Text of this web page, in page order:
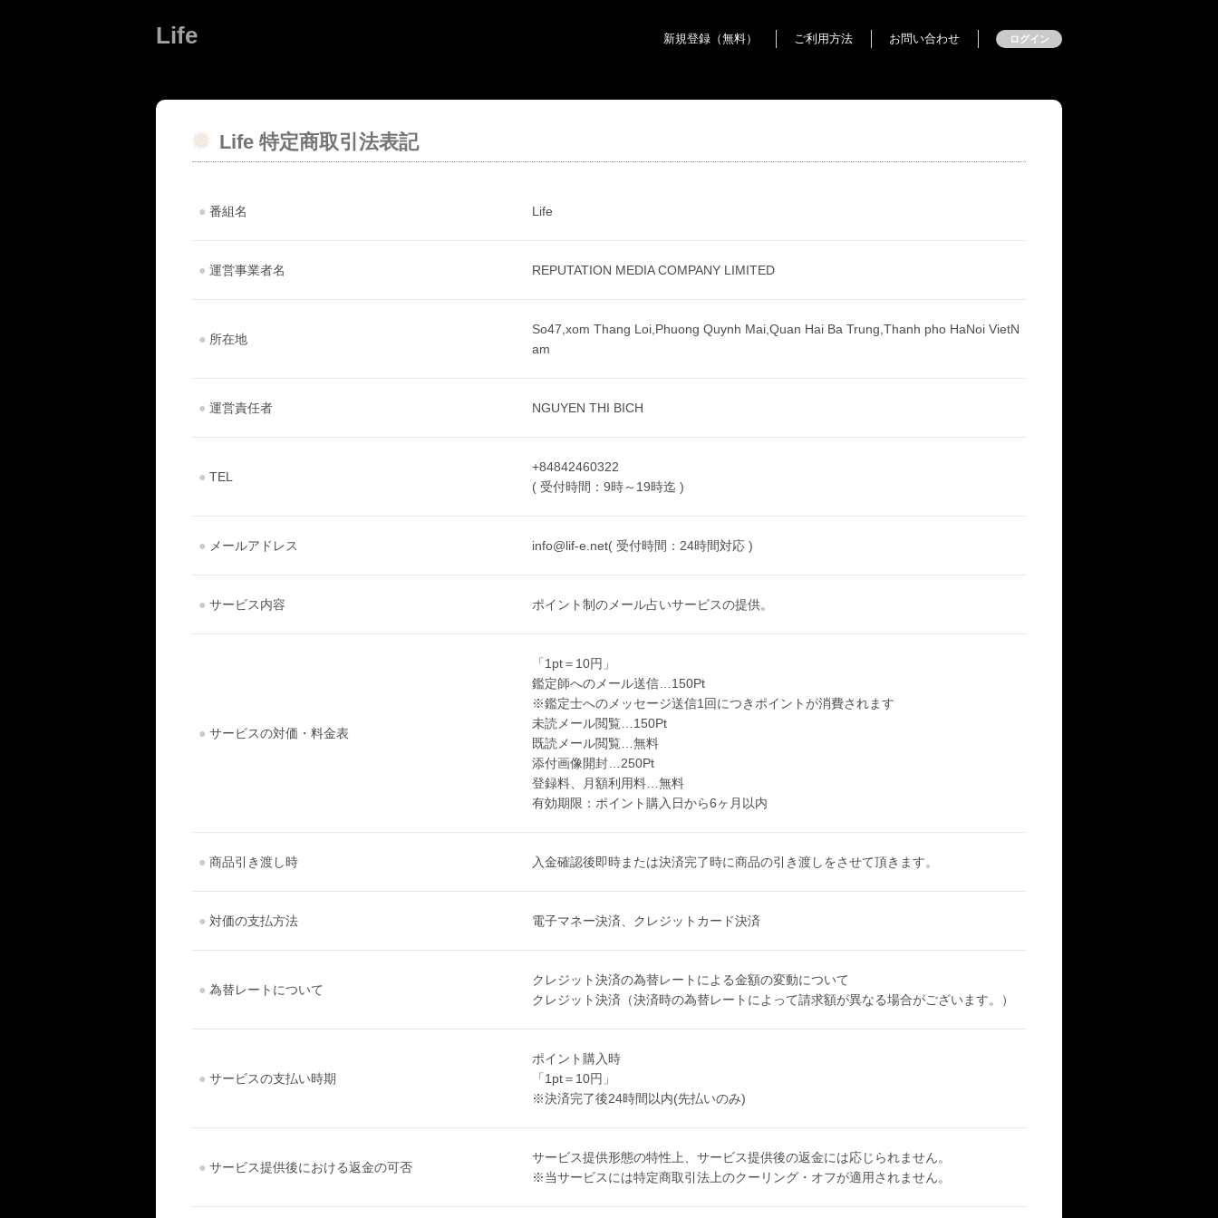
Life 新規登録（無料） ご利用方法 お問い合わせ ログイン
Life 特定商取引法表記
● 番組名 Life
● 運営事業者名 REPUTATION MEDIA COMPANY LIMITED
● 所在地
So47,xom Thang Loi,Phuong Quynh Mai,Quan Hai Ba Trung,Thanh pho HaNoi VietN
am
● 運営責任者 NGUYEN THI BICH
● TEL
+84842460322
( 受付時間：9時～19時迄 )
● メールアドレス info@lif-e.net( 受付時間：24時間対応 )
● サービス内容 ポイント制のメール占いサービスの提供。
● サービスの対価・料金表
「1pt＝10円」
鑑定師へのメール送信…150Pt
※鑑定士へのメッセージ送信1回につきポイントが消費されます
未読メール閲覧…150Pt
既読メール閲覧…無料
添付画像開封…250Pt
登録料、月額利用料…無料
有効期限：ポイント購入日から6ヶ月以内
● 商品引き渡し時 入金確認後即時または決済完了時に商品の引き渡しをさせて頂きます。
● 対価の支払方法 電子マネー決済、クレジットカード決済
● 為替レートについて
クレジット決済の為替レートによる金額の変動について
クレジット決済（決済時の為替レートによって請求額が異なる場合がございます。）
● サービスの支払い時期
ポイント購入時
「1pt＝10円」
※決済完了後24時間以内(先払いのみ)
● サービス提供後における返金の可否
サービス提供形態の特性上、サービス提供後の返金には応じられません。
※当サービスには特定商取引法上のクーリング・オフが適用されません。